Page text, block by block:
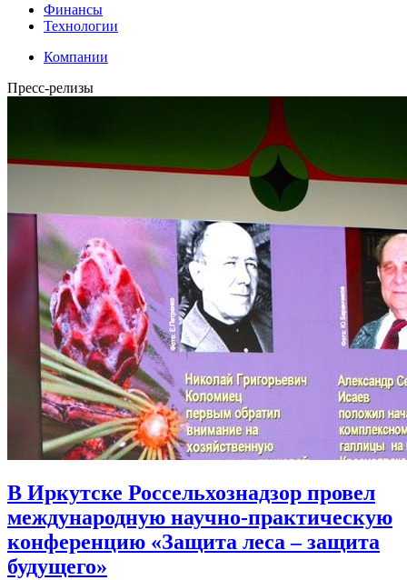
Финансы
Технологии
Компании
Пресс-релизы
В Иркутске Россельхознадзор провел
международную научно-практическую
конференцию «Защита леса – защита
будущего»